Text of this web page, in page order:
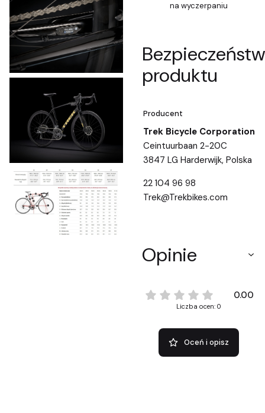
na wyczerpaniu
produktu
Producent
Trek Bicycle Corporation
Ceintuurbaan 2-20C
3847 LG Harderwijk, Polska
22 104 96 98
Trek@Trekbikes.com
Opinie
0.00
Liczba ocen: 0
Oceń i opisz